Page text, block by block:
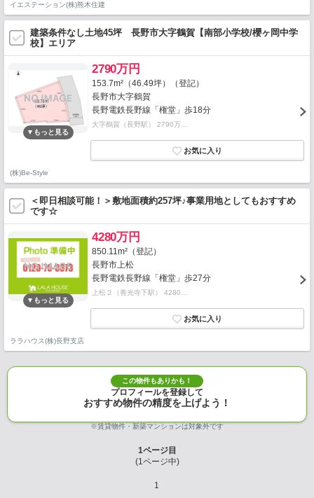
イエステーション(株)熊木住建
建築条件なし土地45坪 長野市大字鶴賀【南部小学校/櫻ヶ岡中学
校】エリア
2790万円
153.7m²（46.49坪）（登記）
長野市大字鶴賀
長野電鉄長野線「権堂」歩18分
大字鶴賀（長野駅） 2790万…
(株)Be-Style
＜即日相談可能！＞敷地面積約257坪♪事業用地としてもおすすめ
です☆
4280万円
850.11m²（登記）
長野市上松
長野電鉄長野線「権堂」歩27分
上松２（善光寺下駅） 4280…
ララハウス(株)長野支店
この物件もありかも！
プロフィールを登録して
おすすめ物件の精度を上げよう！
※賃貸物件・新築マンションは対象外です
1ページ目
(1ページ中)
1